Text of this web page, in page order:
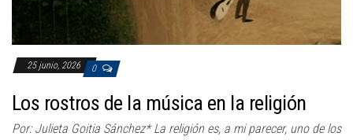
25 junio, 2026 0
Los rostros de la música en la religión
Por: Julieta Goitia Sánchez* La religión es, a mi parecer, uno de los